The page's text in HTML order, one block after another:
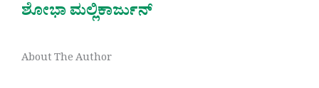
ಶೋಭಾ ಮಲ್ಲಿಕಾರ್ಜುನ್
About The Author